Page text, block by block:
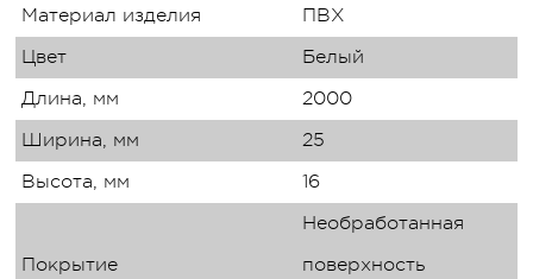
Материал изделия
ПВХ
Цвет
Белый
Длина, мм
2000
Ширина, мм
25
Высота, мм
16
Покрытие
Необработанная
поверхность